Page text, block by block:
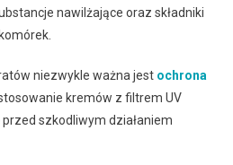
nawilżające oraz składniki
niezwykle ważna jest ochrona
kremów z filtrem UV
szkodliwym działaniem